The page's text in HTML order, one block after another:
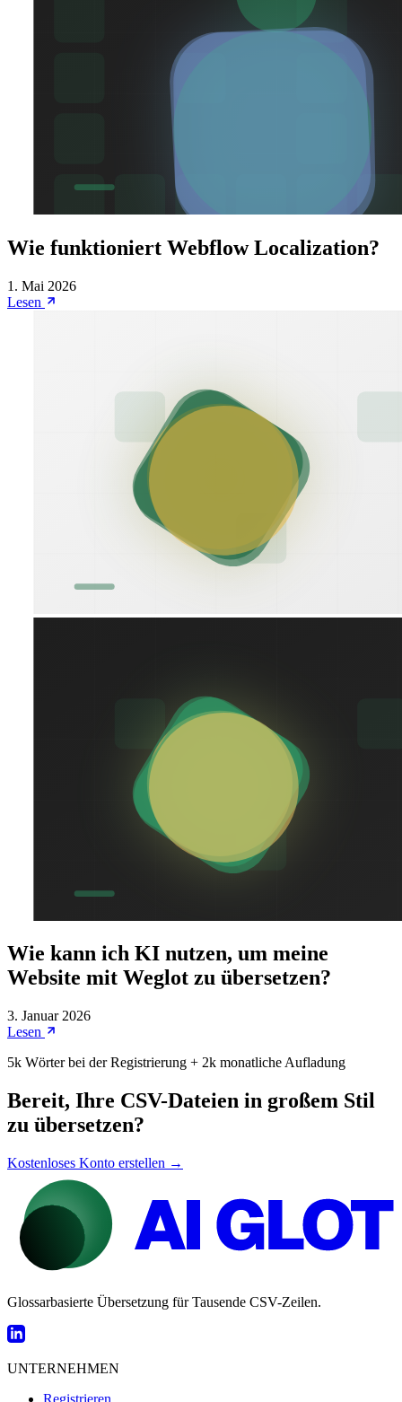
Wie funktioniert Webflow Localization?
1. Mai 2026
Lesen
Wie kann ich KI nutzen, um meine
Website mit Weglot zu übersetzen?
3. Januar 2026
Lesen
5k Wörter bei der Registrierung + 2k monatliche Aufladung
Bereit, Ihre CSV-Dateien in großem Stil
zu übersetzen?
Kostenloses Konto erstellen →
Glossarbasierte Übersetzung für Tausende CSV-Zeilen.
UNTERNEHMEN